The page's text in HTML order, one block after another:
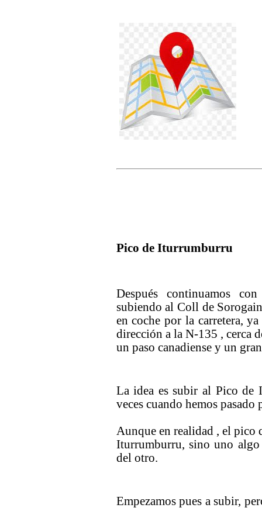
Pico de Iturrumburru
Después continuamos
subiendo al Coll de
en coche por la carretera,
dirección a la N-135 , cerca
un paso canadiense y un
La idea es subir al Pico de
veces cuando hemos
Aunque en realidad , el pico
Iturrumburru, sino uno
del otro.
Empezamos pues a subir,